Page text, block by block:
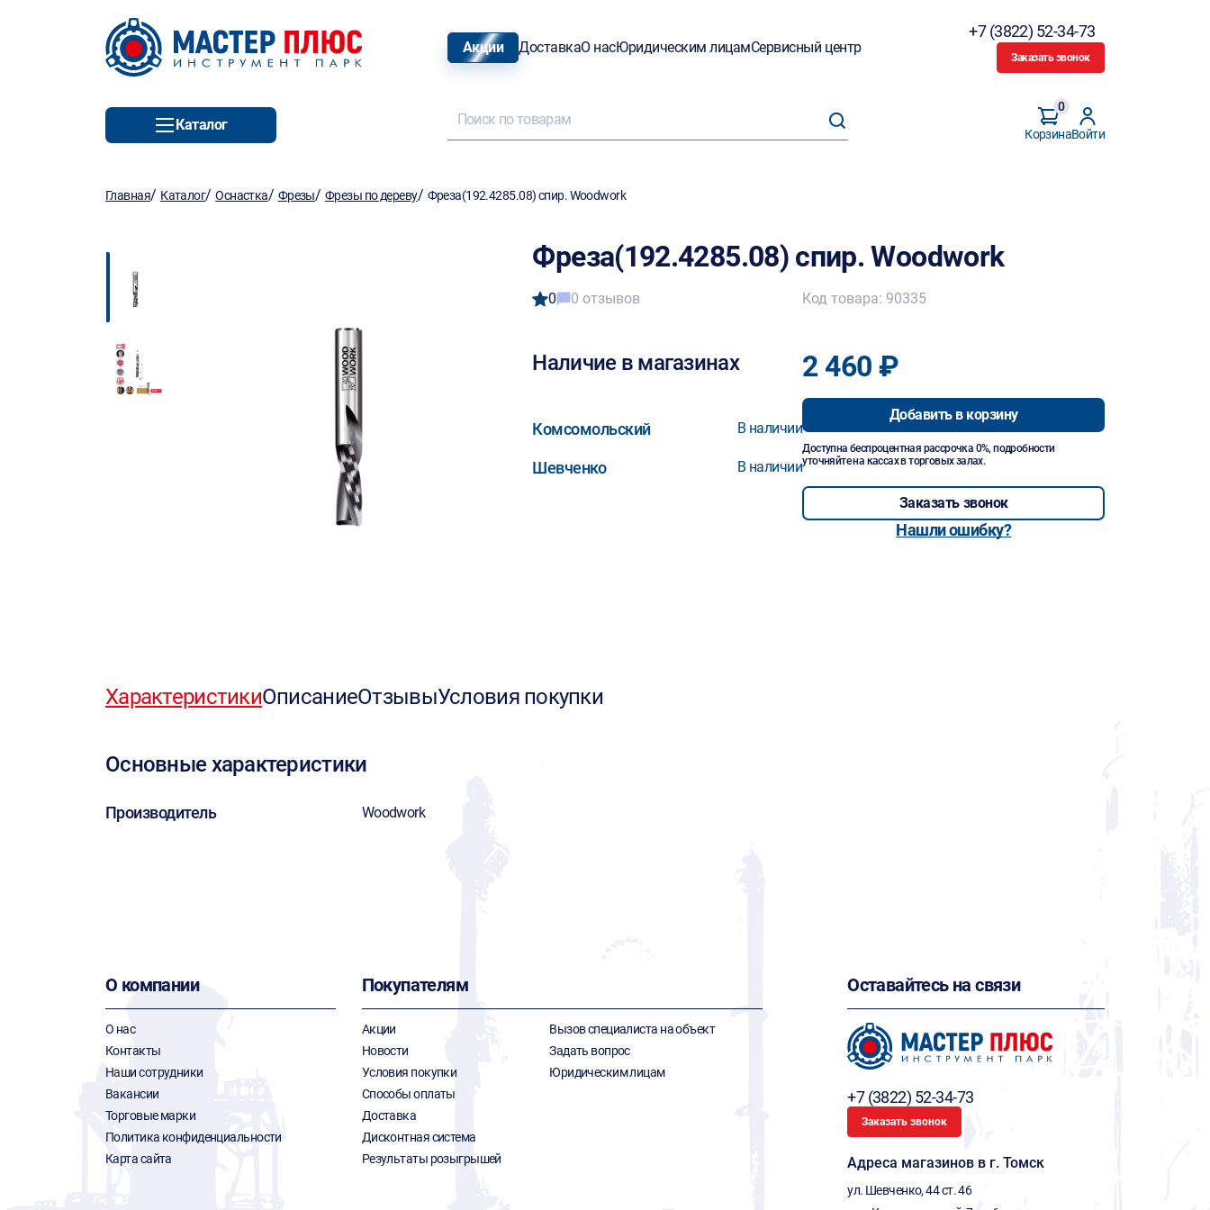
Акции ДоставкаО насЮридическим лицамСервисный центр
+7 (3822) 52-34-73
Заказать звонок
Каталог
Корзина
0
Войти
Главная/ Каталог/Оснастка/ Фрезы/ Фрезы по дереву/ Фреза(192.4285.08) спир. Woodwork
Фреза(192.4285.08) спир. Woodwork
0 0 отзывов
Наличие в магазинах
Комсомольский В наличии
Шевченко В наличии
Код товара: 90335
2 460 ₽
Добавить в корзину
Доступна беспроцентная рассрочка 0%, подробности
уточняйте на кассах в торговых залах.
Заказать звонок
Нашли ошибку?
ХарактеристикиОписаниеОтзывыУсловия покупки
Основные характеристики
Производитель Woodwork
О компании
О нас
Контакты
Наши сотрудники
Вакансии
Торговые марки
Политика конфиденциальности
Карта сайта
Покупателям
Акции
Новости
Условия покупки
Способы оплаты
Доставка
Дисконтная система
Результаты розыгрышей
Вызов специалиста на объект
Задать вопрос
Юридическим лицам
Оставайтесь на связи
+7 (3822) 52-34-73
Заказать звонок
Адреса магазинов в г. Томск
ул. Шевченко, 44 ст. 46